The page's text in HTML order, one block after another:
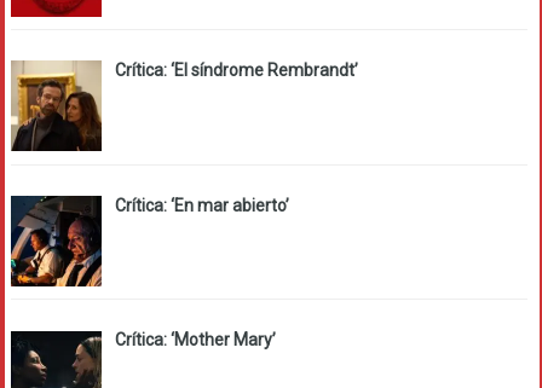
Crítica: ‘El síndrome Rembrandt’
Crítica: ‘En mar abierto’
Crítica: ‘Mother Mary’